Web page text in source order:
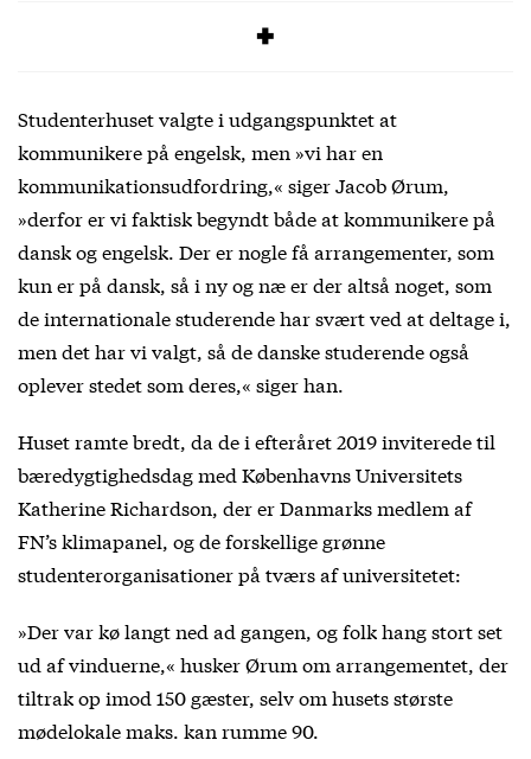
Studenterhuset valgte i udgangspunktet at
kommunikere på engelsk, men »vi har en
kommunikationsudfordring,« siger Jacob Ørum,
»derfor er vi faktisk begyndt både at kommunikere på
dansk og engelsk. Der er nogle få arrangementer, som
kun er på dansk, så i ny og næ er der altså noget, som
de internationale studerende har svært ved at deltage i,
men det har vi valgt, så de danske studerende også
oplever stedet som deres,« siger han.
Huset ramte bredt, da de i efteråret 2019 inviterede til
bæredygtighedsdag med Københavns Universitets
Katherine Richardson, der er Danmarks medlem af
FN’s klimapanel, og de forskellige grønne
studenterorganisationer på tværs af universitetet:
»Der var kø langt ned ad gangen, og folk hang stort set
ud af vinduerne,« husker Ørum om arrangementet, der
tiltrak op imod 150 gæster, selv om husets største
mødelokale maks. kan rumme 90.